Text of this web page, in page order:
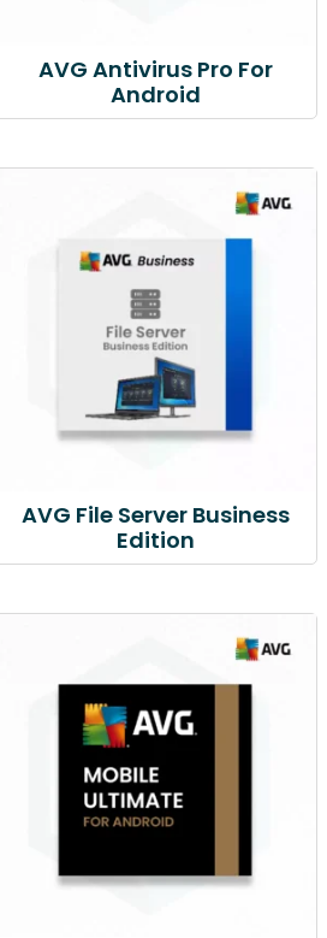
AVG Antivirus Pro For
Android
AVG File Server Business
Edition